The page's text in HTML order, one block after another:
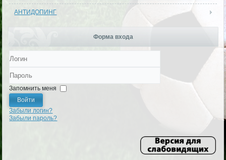
АНТИДОПИНГ
Форма входа
Пароль
Запомнить меня
Войти
Забыли логин?
Забыли пароль?